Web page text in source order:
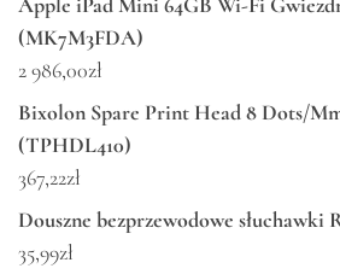
(MK7M3FDA)
2 986,00zł
Bixolon Spare Print Head 8 Dots/
(TPHDL410)
367,22zł
Douszne bezprzewodowe słuchawki
35,99zł